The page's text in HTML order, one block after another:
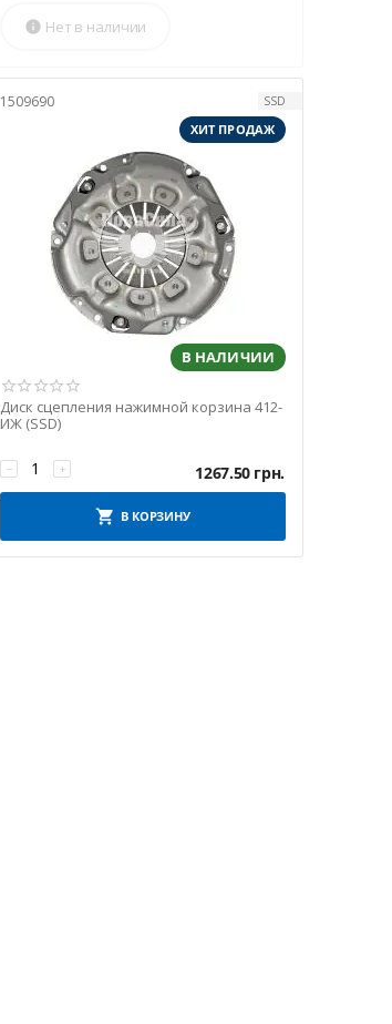
Нет в наличии

1509690
SSD
ХИТ ПРОДАЖ
В НАЛИЧИИ
Диск сцепления нажимной корзина 412-
ИЖ (SSD)
+
− 1267.50 грн.
В КОРЗИНУ